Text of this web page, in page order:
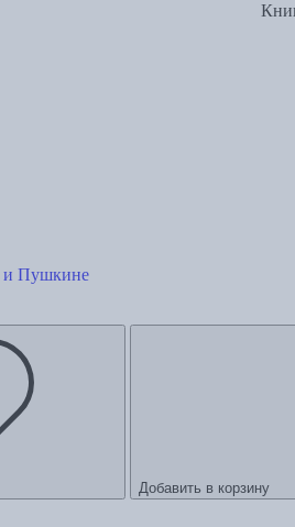
и Пушкине
Добавить в корзину